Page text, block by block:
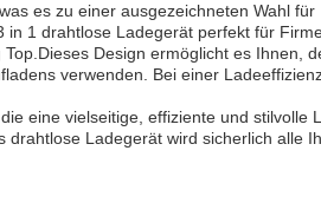
es zu einer ausgezeichneten Wahl
1 drahtlose Ladegerät perfekt für
Design ermöglicht es Ihnen,
verwenden. Bei einer
eine vielseitige, effiziente und
Ladegerät wird sicherlich alle